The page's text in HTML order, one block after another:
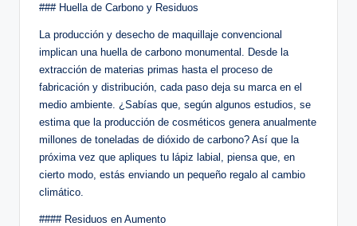
### Huella de Carbono y Residuos
La producción y desecho de maquillaje convencional
implican una huella de carbono monumental. Desde la
extracción de materias primas hasta el proceso de
fabricación y distribución, cada paso deja su marca en el
medio ambiente. ¿Sabías que, según algunos estudios, se
estima que la producción de cosméticos genera anualmente
millones de toneladas de dióxido de carbono? Así que la
próxima vez que apliques tu lápiz labial, piensa que, en
cierto modo, estás enviando un pequeño regalo al cambio
climático.
#### Residuos en Aumento